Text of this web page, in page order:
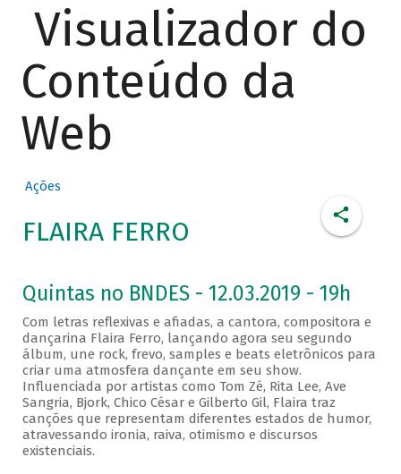
Visualizador do
Conteúdo da
Web
Ações
FLAIRA FERRO
Quintas no BNDES - 12.03.2019 - 19h
Com letras reflexivas e afiadas, a cantora, compositora e
dançarina Flaira Ferro, lançando agora seu segundo
álbum, une rock, frevo, samples e beats eletrônicos para
criar uma atmosfera dançante em seu show.
Influenciada por artistas como Tom Zé, Rita Lee, Ave
Sangria, Bjork, Chico César e Gilberto Gil, Flaira traz
canções que representam diferentes estados de humor,
atravessando ironia, raiva, otimismo e discursos
existenciais.